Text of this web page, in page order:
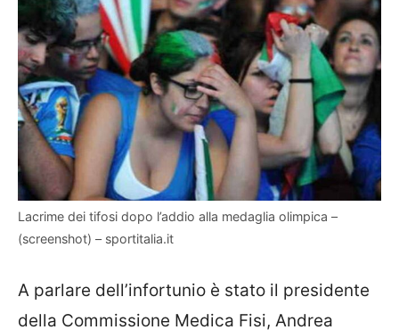
Lacrime dei tifosi dopo l’addio alla medaglia olimpica –
(screenshot) – sportitalia.it
A parlare dell’infortunio è stato il presidente
della Commissione Medica Fisi, Andrea